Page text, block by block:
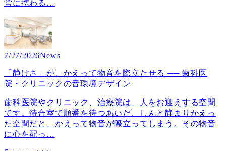
営に携わる …
7/27/2026News
「静けさ」が、かえって物音を際立たせる ── 歯科医
院・クリニックの音環境デザイン
歯科医院やクリニック、治療院は、人をお迎えする空間
です。待合室で順番を待つあいだ、しんと静まりかえっ
た空間だと、かえって物音が際立ってしまう。その物音
に心を配っ …